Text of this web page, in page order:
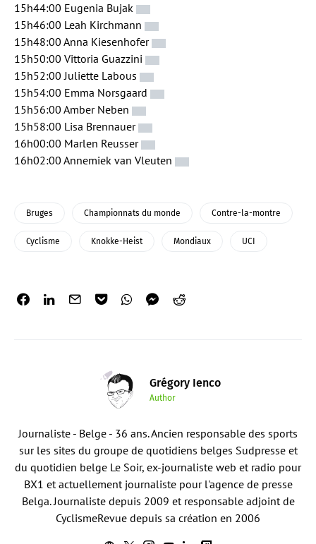
15h44:00 Eugenia Bujak
15h46:00 Leah Kirchmann
15h48:00 Anna Kiesenhofer
15h50:00 Vittoria Guazzini
15h52:00 Juliette Labous
15h54:00 Emma Norsgaard
15h56:00 Amber Neben
15h58:00 Lisa Brennauer
16h00:00 Marlen Reusser
16h02:00 Annemiek van Vleuten
Bruges Championnats du monde Contre-la-montre
Cyclisme Knokke-Heist Mondiaux UCI
Grégory Ienco
Author
Journaliste - Belge - 36 ans. Ancien responsable des sports
sur les sites du groupe de quotidiens belges Sudpresse et
du quotidien belge Le Soir, ex-journaliste web et radio pour
BX1 et actuellement journaliste pour l'agence de presse
Belga. Journaliste depuis 2009 et responsable adjoint de
CyclismeRevue depuis sa création en 2006